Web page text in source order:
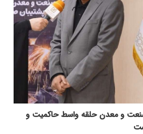
و معدن حلقه واسط حاكمیت و